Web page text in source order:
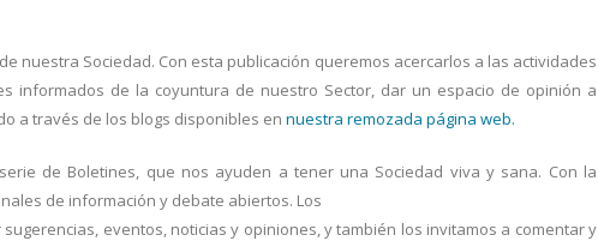
nuestra Sociedad. Con esta publicación queremos acercarlos a las actividades
informados de la coyuntura de nuestro Sector, dar un espacio de opinión a
a través de los blogs disponibles en nuestra remozada página web.
de Boletines, que nos ayuden a tener una Sociedad viva y sana. Con la
de información y debate abiertos. Los
eventos, noticias y opiniones, y también los invitamos a comentar y